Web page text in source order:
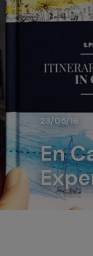
23/05/16
En